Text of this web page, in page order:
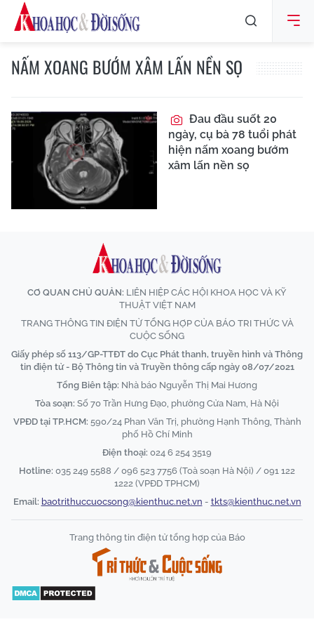
NẤM XOANG BƯỚM XÂM LẤN NỀN SỌ
Đau đầu suốt 20
ngày, cụ bà 78 tuổi phát
hiện nấm xoang bướm
xâm lấn nền sọ
CƠ QUAN CHỦ QUẢN: LIÊN HIỆP CÁC HỘI KHOA HỌC VÀ KỸ
THUẬT VIỆT NAM
TRANG THÔNG TIN ĐIỆN TỬ TỔNG HỢP CỦA BÁO TRI THỨC VÀ
CUỘC SỐNG
Giấy phép số 113/GP-TTĐT do Cục Phát thanh, truyền hình và Thông
tin điện tử - Bộ Thông tin và Truyền thông cấp ngày 08/07/2021
Tổng Biên tập: Nhà báo Nguyễn Thị Mai Hương
Tòa soạn: Số 70 Trần Hưng Đạo, phường Cửa Nam, Hà Nội
VPĐD tại TP.HCM: 590/24 Phan Văn Trị, phường Hạnh Thông, Thành
phố Hồ Chí Minh
Điện thoại: 024 6 254 3519
Hotline: 035 249 5588 / 096 523 7756 (Toà soạn Hà Nội) / 091 122
1222 (VPĐD TPHCM)
Email: baotrithuccuocsong@kienthuc.net.vn - tkts@kienthuc.net.vn
Trang thông tin điện tử tổng hợp của Báo